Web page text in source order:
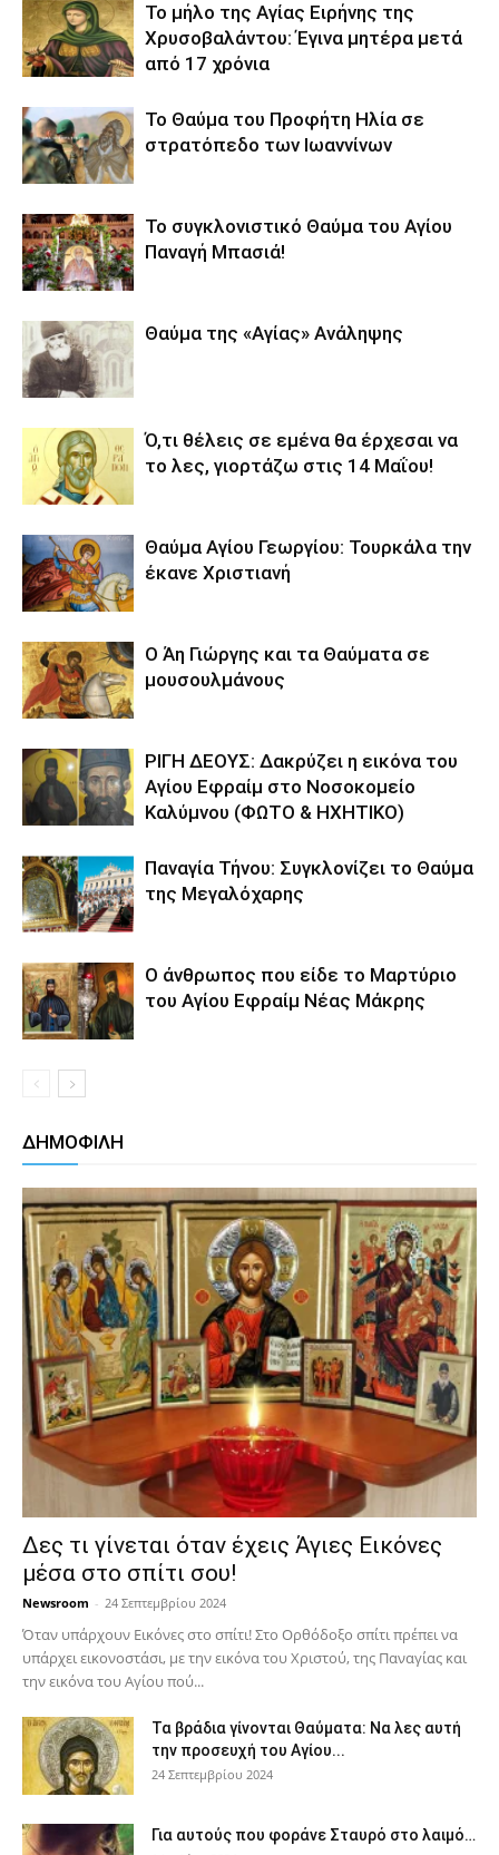
Το μήλο της Αγίας Ειρήνης της
Χρυσοβαλάντου: Έγινα μητέρα μετά
από 17 χρόνια
Το Θαύμα του Προφήτη Ηλία σε
στρατόπεδο των Ιωαννίνων
Το συγκλονιστικό Θαύμα του Αγίου
Παναγή Μπασιά!
Θαύμα της «Αγίας» Ανάληψης
Ό,τι θέλεις σε εμένα θα έρχεσαι να
το λες, γιορτάζω στις 14 Μαΐου!
Θαύμα Αγίου Γεωργίου: Τουρκάλα την
έκανε Χριστιανή
Ο Άη Γιώργης και τα Θαύματα σε
μουσουλμάνους
ΡΙΓΗ ΔΕΟΥΣ: Δακρύζει η εικόνα του
Αγίου Εφραίμ στο Νοσοκομείο
Καλύμνου (ΦΩΤΟ & ΗΧΗΤΙΚΟ)
Παναγία Τήνου: Συγκλονίζει το Θαύμα
της Μεγαλόχαρης
Ο άνθρωπος που είδε το Μαρτύριο
του Αγίου Εφραίμ Νέας Μάκρης
ΔΗΜΟΦΙΛΗ
Δες τι γίνεται όταν έχεις Άγιες Εικόνες
μέσα στο σπίτι σου!
Newsroom - 24 Σεπτεμβρίου 2024
Όταν υπάρχουν Εικόνες στο σπίτι! Στο Ορθόδοξο σπίτι πρέπει να
υπάρχει εικονοστάσι, με την εικόνα του Χριστού, της Παν­αγίας και
την εικόνα του Αγίου πού...
Τα βράδια γίνονται Θαύματα: Να λες αυτή
την προσευχή του Αγίου...
24 Σεπτεμβρίου 2024
Για αυτούς που φοράνε Σταυρό στο λαιμό…